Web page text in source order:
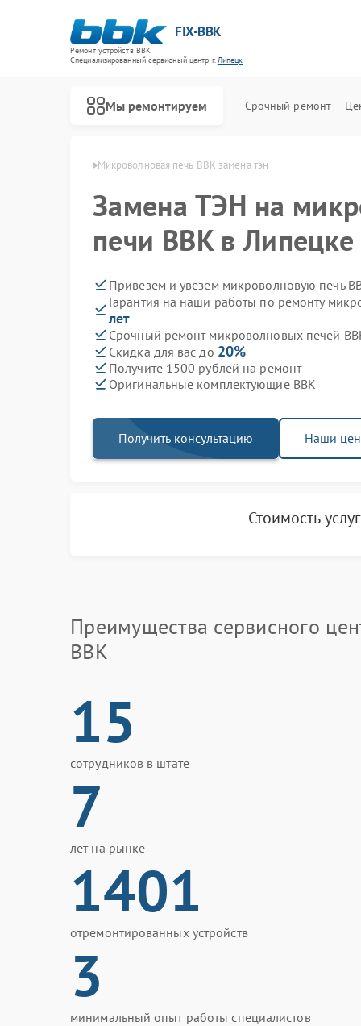
FIX-BBK
Ремонт устройств BBK
Специализированный cервисный центр г.Липецк
Мы ремонтируем Срочный ремонт
Микроволновая печь BBK замена тэн
Замена ТЭН на
печи BBK в Липецке
Привезем и увезем микроволновую печь
Гарантия на наши работы по ремонту
лет
Срочный ремонт микроволновых печей
Скидка для вас до 20%
Получите 1500 рублей на ремонт
Оригинальные комплектующие BBK
Получить консультацию Наши
Стоимость
Преимущества сервисного
BBK
15
сотрудников в штате
7
лет на рынке
1401
отремонтированных устройств
3
минимальный опыт работы специалистов